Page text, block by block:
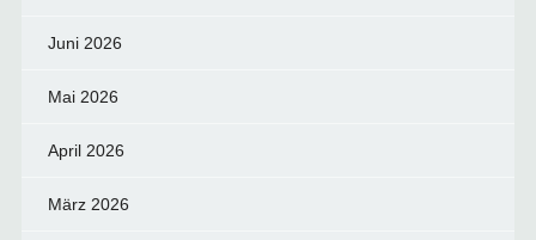
Juni 2026
Mai 2026
April 2026
März 2026